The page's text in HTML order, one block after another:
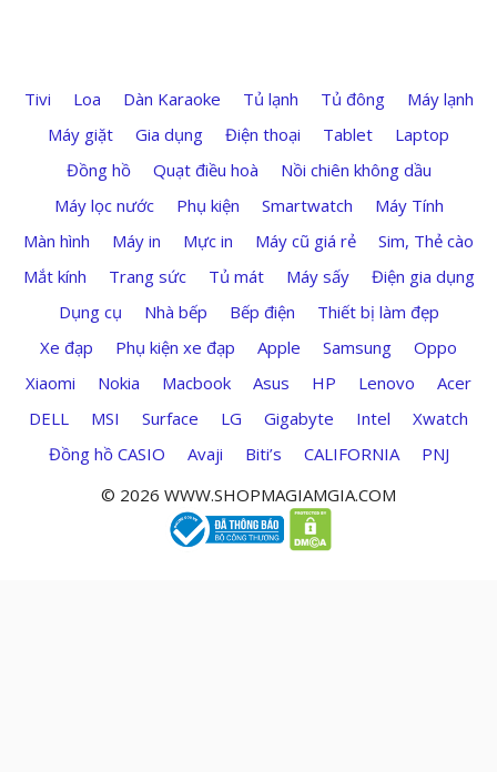
Tivi Loa Dàn Karaoke Tủ lạnh Tủ đông
Máy lạnh
Máy giặt
Gia dụng Điện thoại Tablet
Laptop
Đồng hồ
Quạt điều hoà
Nồi chiên không dầu
Máy lọc nước
Phụ kiện Smartwatch
Máy Tính
Màn hình
Máy in Mực in Máy cũ giá rẻ
Sim, Thẻ cào
Mắt kính
Trang sức Tủ mát Máy sấy
Điện gia dụng
Dụng cụ
Nhà bếp Bếp điện
Thiết bị làm đẹp
Xe đạp
Phụ kiện xe đạp Apple Samsung
Oppo
Xiaomi
Nokia Macbook Asus HP Lenovo
Acer
DELL
MSI Surface LG Gigabyte Intel
Xwatch
Đồng hồ CASIO
Avaji Biti’s CALIFORNIA
PNJ
© 2026 WWW.SHOPMAGIAMGIA.COM